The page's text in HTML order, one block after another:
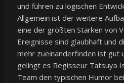
und führen zu logischen
Allgemein ist der weitere
eine der größten Stärken von
Ereignisse sind glaubhaft und
mehr zueinanderfinden ist gut
gelingt es Regisseur Tatsuya
Team den typischen Humor